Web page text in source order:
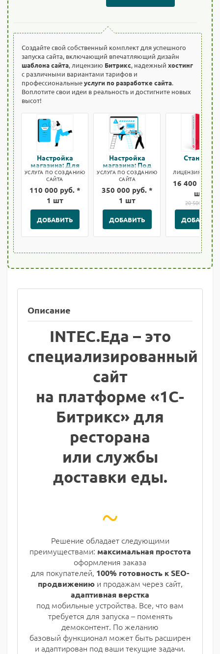
Создайте свой собственный комплект для успешного
запуска сайта, включающий впечатляющий дизайн
шаблона сайта, лицензию Битрикс, надежный хостинг
с различными вариантами тарифов и
профессиональныеуслуги по разработке сайта.
Воплотите свои идеи в реальность и достигните новых
высот!
Настройка
магазина: Для
быстрого старта
УСЛУГА ПО СОЗДАНИЮ
САЙТА
110 000 руб. *
1 шт
ДОБАВИТЬ
Настройка
магазина: Под
ключ
УСЛУГА ПО СОЗДАНИЮ
САЙТА
350 000 руб. *
1 шт
ДОБАВИТЬ
Стандарт
ЛИЦЕНЗИЯ
16 400 руб.
шт
20 500 руб.
ДОБАВИТЬ
Описание
INTEC.Еда – это
специализированный
сайт
на платформе «1С-
Битрикс» для
ресторана
или службы
доставки еды.
~
Решение обладает следующими
преимуществами: максимальная простота
оформления заказа
для покупателей, 100% готовность к SEO-
продвижениюи продажам через сайт,
адаптивная верстка
под мобильные устройства. Все, что вам
требуется для запуска – поменять
демоконтент. По желанию
базовый функционал может быть расширен
и адаптирован под ваши текущие задачи.